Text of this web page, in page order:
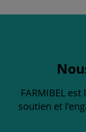
FARMIBEL
soutien et